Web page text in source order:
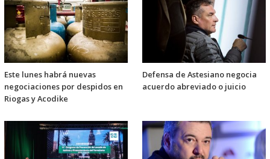
Este lunes habrá nuevas
negociaciones por despidos en
Riogas y Acodike
Defensa de Astesiano negocia
acuerdo abreviado o juicio